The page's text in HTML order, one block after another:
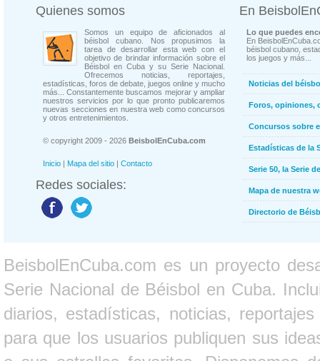
Quienes somos
Somos un equipo de aficionados al
béisbol cubano. Nos propusimos la
tarea de desarrollar esta web con el
objetivo de brindar información sobre el
Béisbol en Cuba y su Serie Nacional.
Ofrecemos noticias, reportajes,
estadísticas, foros de debate, juegos online y mucho
más... Constantemente buscamos mejorar y ampliar
nuestros servicios por lo que pronto publicaremos
nuevas secciones en nuestra web como concursos
y otros entretenimientos.
© copyright 2009 - 2026 BeisbolEnCuba.com
Inicio | Mapa del sitio | Contacto
Redes sociales:
En
Lo que puedes
En
béisbol cubano,
los juegos y más...
Noticias del
Foros, opiniones,
Concursos sobre
Estadísticas de la
Serie 50, la Serie
Mapa de nuestra
Directorio de
BeisbolEnCuba.com es un proyecto
Serie Nacional de Béisbol en Cuba.
diarios, estadísticas, noticias,
para que los usuarios publiquen sus